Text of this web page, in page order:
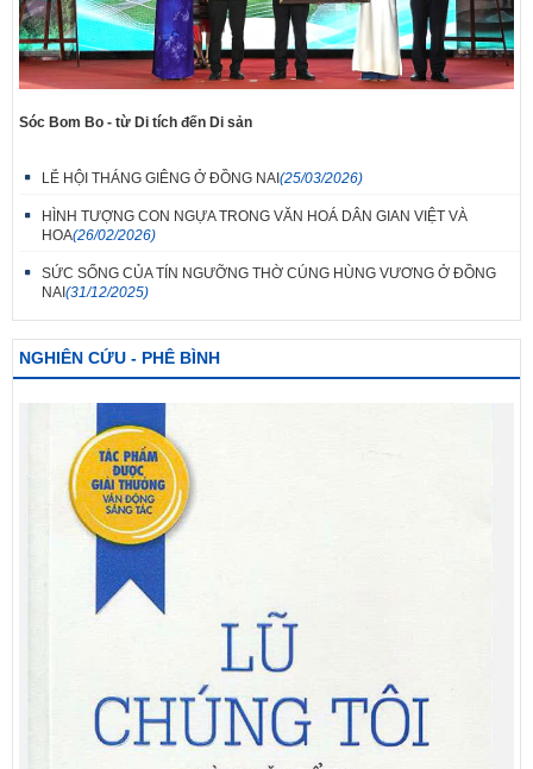
Sóc Bom Bo - từ Di tích đến Di sản
LỄ HỘI THÁNG GIÊNG Ở ĐỒNG NAI(25/03/2026)
HÌNH TƯỢNG CON NGỰA TRONG VĂN HOÁ DÂN GIAN VIỆT VÀ
HOA(26/02/2026)
SỨC SỐNG CỦA TÍN NGƯỠNG THỜ CÚNG HÙNG VƯƠNG Ở ĐỒNG
NAI(31/12/2025)
NGHIÊN CỨU - PHÊ BÌNH